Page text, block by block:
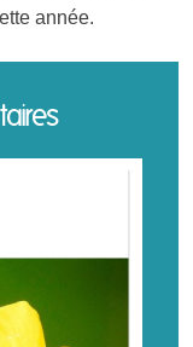
année.